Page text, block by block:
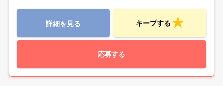
詳細を見る キープする
応募する